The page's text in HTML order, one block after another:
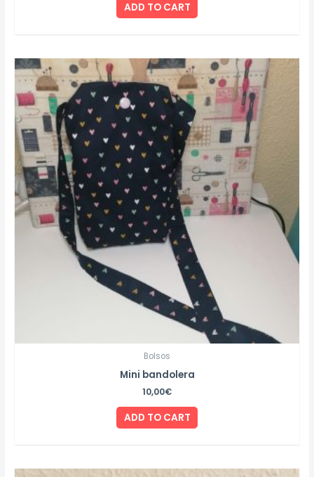
ADD TO CART
Bolsos
Mini bandolera
10,00€
ADD TO CART